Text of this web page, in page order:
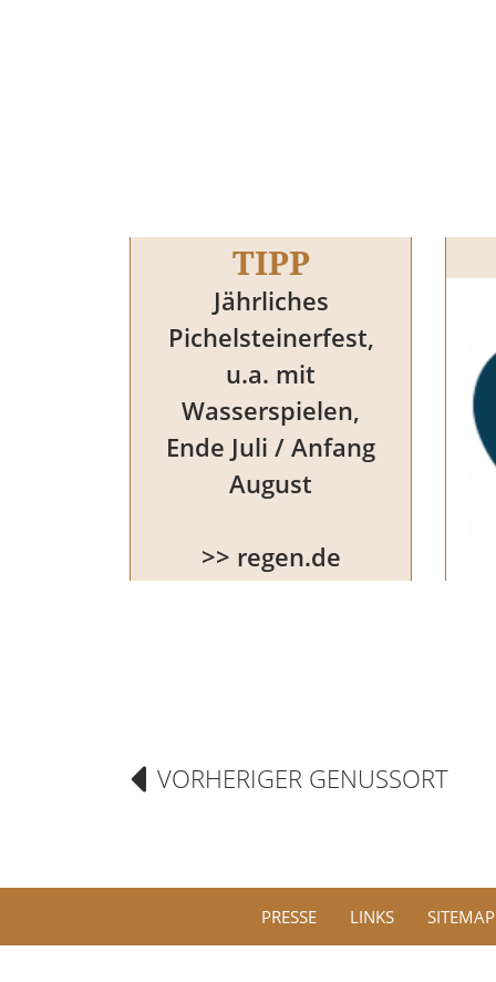
TIPP
Jährliches
Pichelsteinerfest,
u.a. mit
Wasserspielen,
Ende Juli / Anfang
August
>> regen.de
VORHERIGER GENUSSORT
PRESSE LINKS SITEMAP